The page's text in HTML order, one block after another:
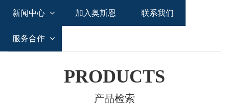
新闻中心 加入奥斯恩 联系我们
服务合作
PRODUCTS
产品检索